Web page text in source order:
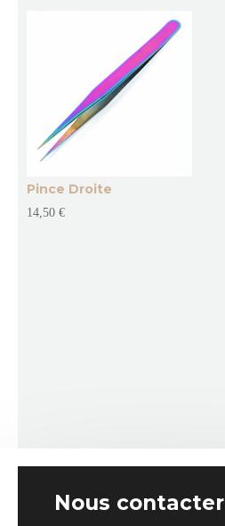
Pince Droite
14,50€
Nous contacter